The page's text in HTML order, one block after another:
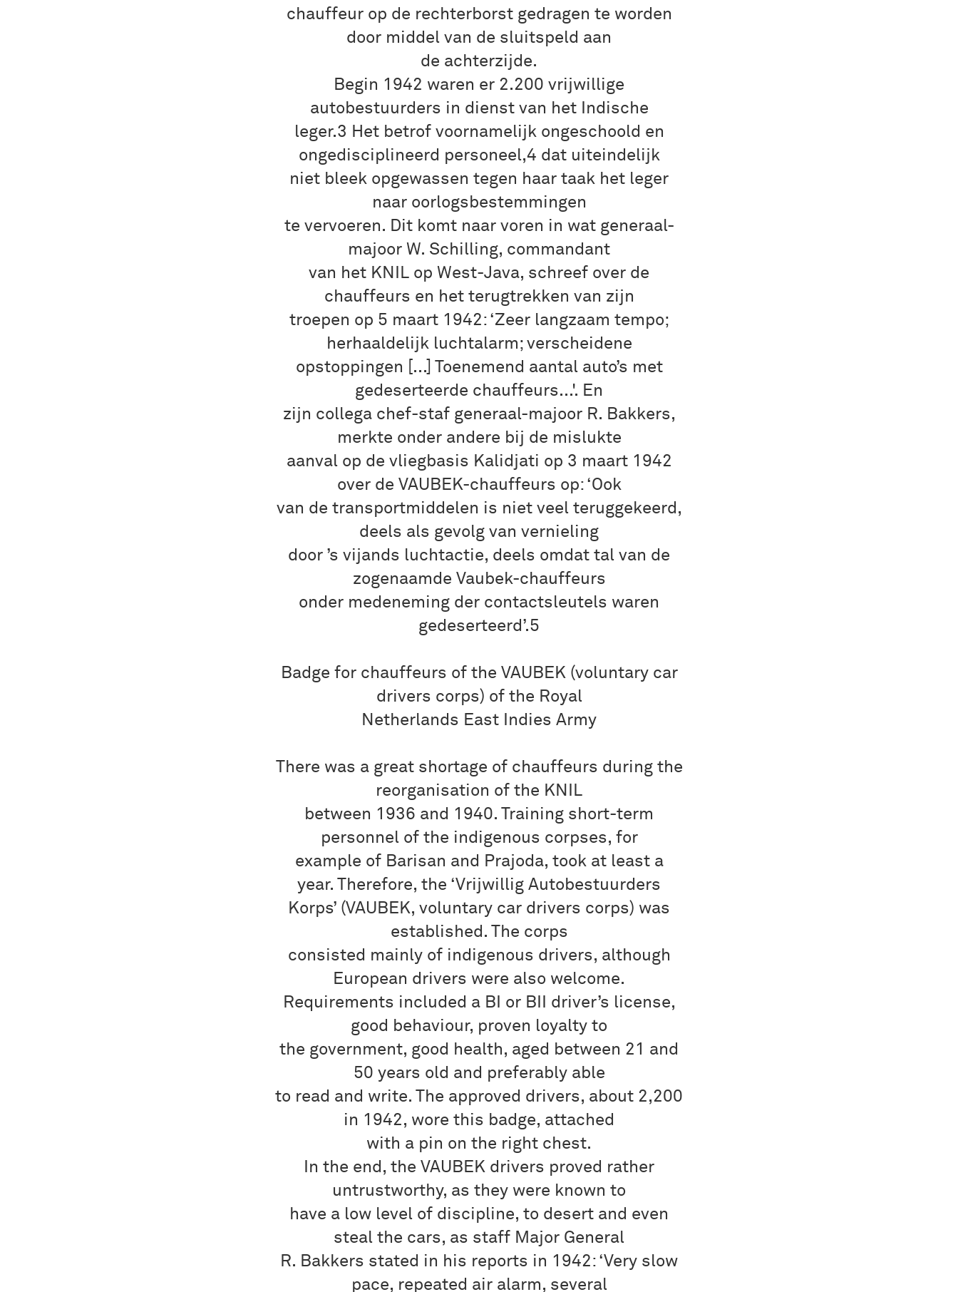
chauffeur op de rechterborst gedragen te worden
door middel van de sluitspeld aan
de achterzijde.
Begin 1942 waren er 2.200 vrijwillige
autobestuurders in dienst van het Indische
leger.3 Het betrof voornamelijk ongeschoold en
ongedisciplineerd personeel,4 dat uiteindelijk
niet bleek opgewassen tegen haar taak het leger
naar oorlogsbestemmingen
te vervoeren. Dit komt naar voren in wat generaal-
majoor W. Schilling, commandant
van het KNIL op West-Java, schreef over de
chauffeurs en het terugtrekken van zijn
troepen op 5 maart 1942: ‘Zeer langzaam tempo;
herhaaldelijk luchtalarm; verscheidene
opstoppingen [...] Toenemend aantal auto’s met
gedeserteerde chauffeurs...'. En
zijn collega chef-staf generaal-majoor R. Bakkers,
merkte onder andere bij de mislukte
aanval op de vliegbasis Kalidjati op 3 maart 1942
over de VAUBEK-chauffeurs op: ‘Ook
van de transportmiddelen is niet veel teruggekeerd,
deels als gevolg van vernieling
door ’s vijands luchtactie, deels omdat tal van de
zogenaamde Vaubek-chauffeurs
onder medeneming der contactsleutels waren
gedeserteerd’.5
Badge for chauffeurs of the VAUBEK (voluntary car
drivers corps) of the Royal
Netherlands East Indies Army
There was a great shortage of chauffeurs during the
reorganisation of the KNIL
between 1936 and 1940. Training short-term
personnel of the indigenous corpses, for
example of Barisan and Prajoda, took at least a
year. Therefore, the ‘Vrijwillig Autobestuurders
Korps’ (VAUBEK, voluntary car drivers corps) was
established. The corps
consisted mainly of indigenous drivers, although
European drivers were also welcome.
Requirements included a BI or BII driver’s license,
good behaviour, proven loyalty to
the government, good health, aged between 21 and
50 years old and preferably able
to read and write. The approved drivers, about 2,200
in 1942, wore this badge, attached
with a pin on the right chest.
In the end, the VAUBEK drivers proved rather
untrustworthy, as they were known to
have a low level of discipline, to desert and even
steal the cars, as staff Major General
R. Bakkers stated in his reports in 1942: ‘Very slow
pace, repeated air alarm, several